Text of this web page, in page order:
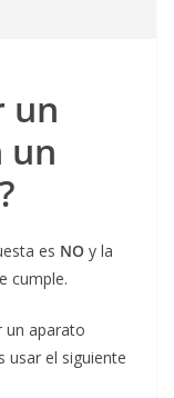
un
un
es NO y la
cumple.
un aparato
usar el siguiente